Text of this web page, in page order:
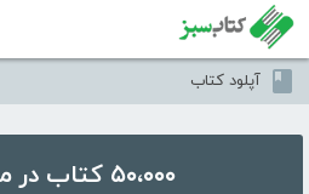
آپلود کتاب
۵۰،۰۰۰ کتاب در موبایل شما